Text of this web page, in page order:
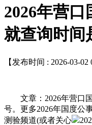
2026年营
就查询时间
【发布时间 : 2026-03-
文章：2026年营口国
号。更多2026年国度公
测验频道(或者关心